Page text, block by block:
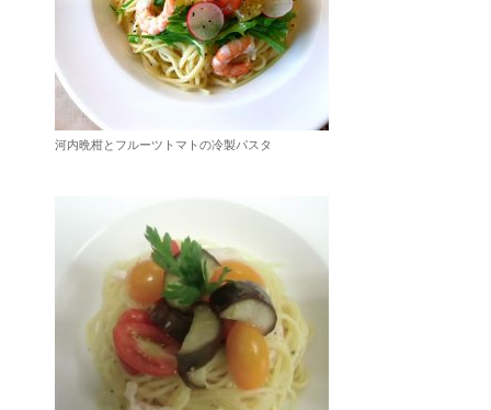
河内晩柑とフルーツトマトの冷製パスタ